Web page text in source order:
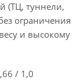
(ТЦ, туннели,
ограничения
и высокому
/ 1,0